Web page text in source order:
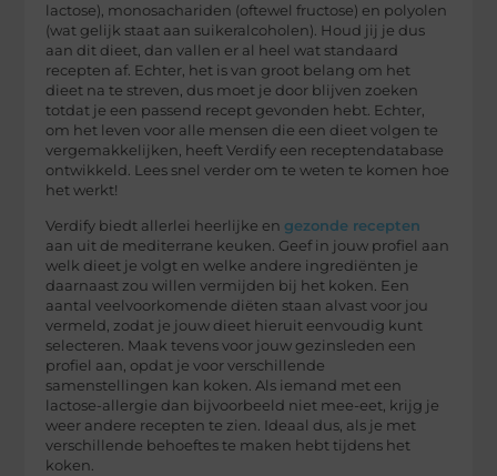
lactose), monosachariden (oftewel fructose) en polyolen
(wat gelijk staat aan suikeralcoholen). Houd jij je dus
aan dit dieet, dan vallen er al heel wat standaard
recepten af. Echter, het is van groot belang om het
dieet na te streven, dus moet je door blijven zoeken
totdat je een passend recept gevonden hebt. Echter,
om het leven voor alle mensen die een dieet volgen te
vergemakkelijken, heeft Verdify een receptendatabase
ontwikkeld. Lees snel verder om te weten te komen hoe
het werkt!
Verdify biedt allerlei heerlijke en gezonde recepten
aan uit de mediterrane keuken. Geef in jouw profiel aan
welk dieet je volgt en welke andere ingrediënten je
daarnaast zou willen vermijden bij het koken. Een
aantal veelvoorkomende diëten staan alvast voor jou
vermeld, zodat je jouw dieet hieruit eenvoudig kunt
selecteren. Maak tevens voor jouw gezinsleden een
profiel aan, opdat je voor verschillende
samenstellingen kan koken. Als iemand met een
lactose-allergie dan bijvoorbeeld niet mee-eet, krijg je
weer andere recepten te zien. Ideaal dus, als je met
verschillende behoeftes te maken hebt tijdens het
koken.